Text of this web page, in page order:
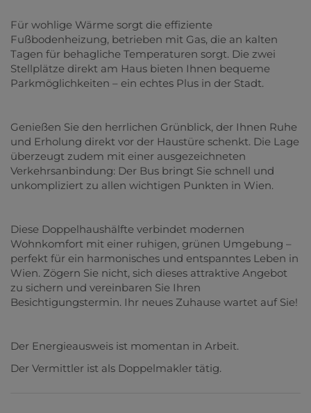
Für wohlige Wärme sorgt die effiziente
Fußbodenheizung, betrieben mit Gas, die an kalten
Tagen für behagliche Temperaturen sorgt. Die zwei
Stellplätze direkt am Haus bieten Ihnen bequeme
Parkmöglichkeiten – ein echtes Plus in der Stadt.
Genießen Sie den herrlichen Grünblick, der Ihnen Ruhe
und Erholung direkt vor der Haustüre schenkt. Die Lage
überzeugt zudem mit einer ausgezeichneten
Verkehrsanbindung: Der Bus bringt Sie schnell und
unkompliziert zu allen wichtigen Punkten in Wien.
Diese Doppelhaushälfte verbindet modernen
Wohnkomfort mit einer ruhigen, grünen Umgebung –
perfekt für ein harmonisches und entspanntes Leben in
Wien. Zögern Sie nicht, sich dieses attraktive Angebot
zu sichern und vereinbaren Sie Ihren
Besichtigungstermin. Ihr neues Zuhause wartet auf Sie!
Der Energieausweis ist momentan in Arbeit.
Der Vermittler ist als Doppelmakler tätig.